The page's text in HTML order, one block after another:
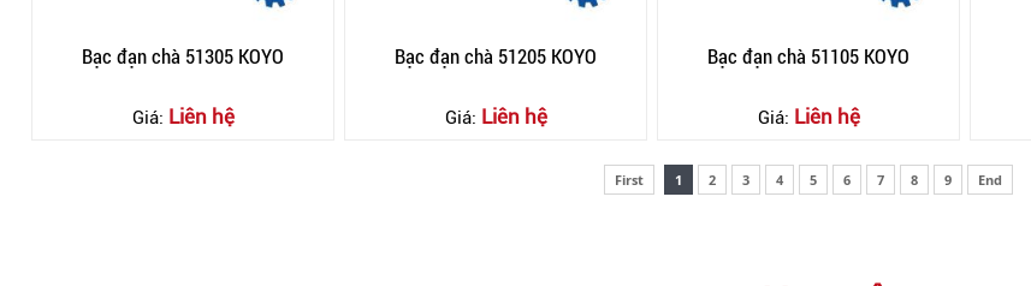
Bạc đạn chà 51305 KOYO
Giá: Liên hệ
Bạc đạn chà 51205 KOYO
Giá: Liên hệ
Bạc đạn chà 51105 KOYO
Giá: Liên hệ
First 1 2 3 4 5 6 7 8 9 End